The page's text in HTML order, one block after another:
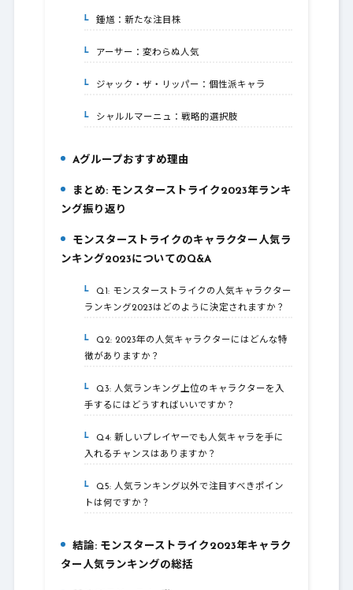
2-2.鍾馗：新たな注目株
2-3.アーサー：変わらぬ人気
2-4.ジャック・ザ・リッパー：個性派キャラ
2-5.シャルルマーニュ：戦略的選択肢
3.Aグループおすすめ理由
まとめ: モンスターストライク2023年ランキ
ング振り返り
モンスターストライクのキャラクター人気ラ
ンキング2023についてのQ&A
5-1.Q1: モンスターストライクの人気キャラクター
ランキング2023はどのように決定されますか？
5-2.Q2: 2023年の人気キャラクターにはどんな特
徴がありますか？
5-3.Q3: 人気ランキング上位のキャラクターを入
手するにはどうすればいいですか？
5-4.Q4: 新しいプレイヤーでも人気キャラを手に
入れるチャンスはありますか？
5-5.Q5: 人気ランキング以外で注目すべきポイン
トは何ですか？
6.結論: モンスターストライク2023年キャラク
ター人気ランキングの総括